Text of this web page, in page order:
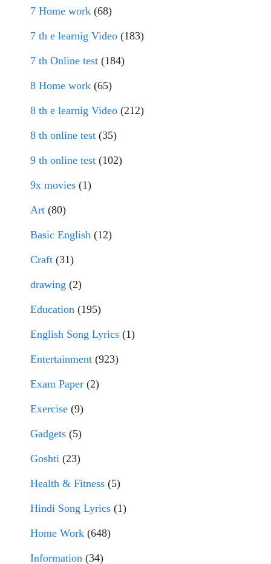
7 Home work (68)
7 th e learnig Video (183)
7 th Online test (184)
8 Home work (65)
8 th e learnig Video (212)
8 th online test (35)
9 th online test (102)
9x movies (1)
Art (80)
Basic English (12)
Craft (31)
drawing (2)
Education (195)
English Song Lyrics (1)
Entertainment (923)
Exam Paper (2)
Exercise (9)
Gadgets (5)
Goshti (23)
Health & Fitness (5)
Hindi Song Lyrics (1)
Home Work (648)
Information (34)